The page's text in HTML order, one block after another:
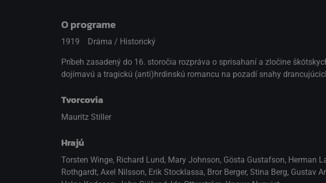
O programe
1919 Dráma / Historický
Príbeh zasadený do 16. storočia rozpráva o sprisahaní a zločine
dojímavú a tragickú (anti)hrdinskú romancu na pozadí snahy
Tvorcovia
Mauritz Stiller
Hrajú
Torsten Winge, Richard Lund, Mary Johnson, Gösta Gustafson, Herman
Rothgardt, Axel Nilsson, Erik Stocklassa, Bror Berger, Stina Berg, Gustav